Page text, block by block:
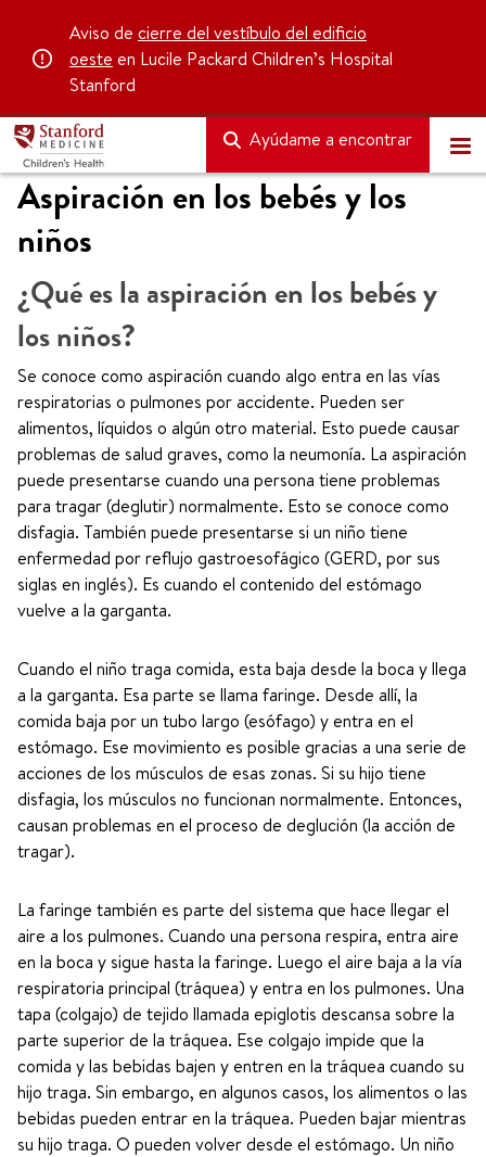
Aviso de cierre del vestíbulo del edificio
oeste en Lucile Packard Children’s Hospital
Stanford
Ayúdame a encontrar
Aspiración en los bebés y los
niños
¿Qué es la aspiración en los bebés y
los niños?
Se conoce como aspiración cuando algo entra en las vías
respiratorias o pulmones por accidente. Pueden ser
alimentos, líquidos o algún otro material. Esto puede causar
problemas de salud graves, como la neumonía. La aspiración
puede presentarse cuando una persona tiene problemas
para tragar (deglutir) normalmente. Esto se conoce como
disfagia. También puede presentarse si un niño tiene
enfermedad por reflujo gastroesofágico (GERD, por sus
siglas en inglés). Es cuando el contenido del estómago
vuelve a la garganta.
Cuando el niño traga comida, esta baja desde la boca y llega
a la garganta. Esa parte se llama faringe. Desde allí, la
comida baja por un tubo largo (esófago) y entra en el
estómago. Ese movimiento es posible gracias a una serie de
acciones de los músculos de esas zonas. Si su hijo tiene
disfagia, los músculos no funcionan normalmente. Entonces,
causan problemas en el proceso de deglución (la acción de
tragar).
La faringe también es parte del sistema que hace llegar el
aire a los pulmones. Cuando una persona respira, entra aire
en la boca y sigue hasta la faringe. Luego el aire baja a la vía
respiratoria principal (tráquea) y entra en los pulmones. Una
tapa (colgajo) de tejido llamada epiglotis descansa sobre la
parte superior de la tráquea. Ese colgajo impide que la
comida y las bebidas bajen y entren en la tráquea cuando su
hijo traga. Sin embargo, en algunos casos, los alimentos o las
bebidas pueden entrar en la tráquea. Pueden bajar mientras
su hijo traga. O pueden volver desde el estómago. Un niño